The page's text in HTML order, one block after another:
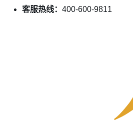
客服热线： 400-600-9811